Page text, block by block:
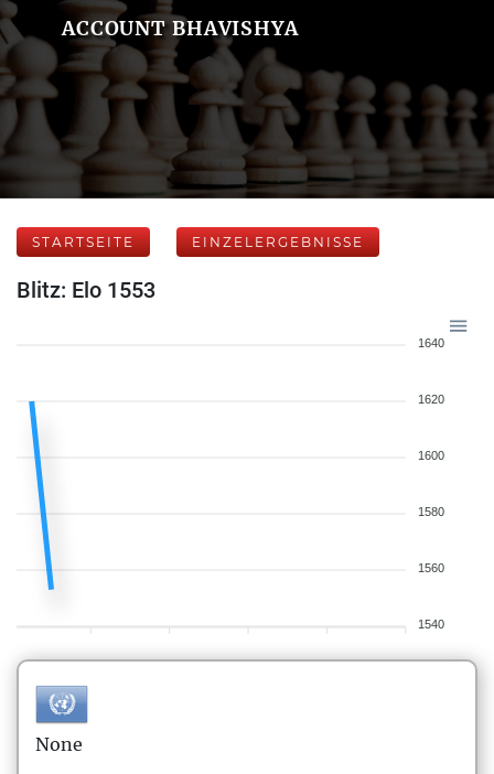
ACCOUNT BHAVISHYA
STARTSEITE EINZELERGEBNISSE
Blitz: Elo 1553
1640
1620
1600
1580
1560
1540
None